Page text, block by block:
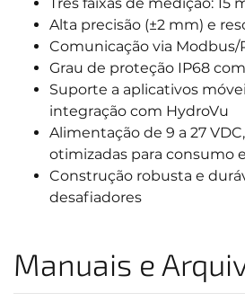
Alta precisão (±2 mm) e
Comunicação via Modbus/
Grau de proteção IP68
Suporte a aplicativos
integração com HydroVu
Alimentação de 9 a 27
otimizadas para consumo
Construção robusta e
desafiadores
Manuais e